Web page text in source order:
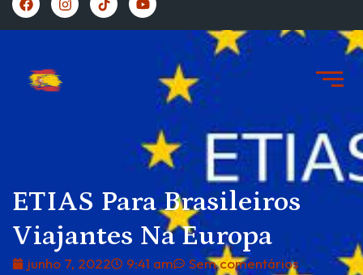
https://vivernaespanha.com/
ETIAS Para Brasileiros
Viajantes Na Europa
junho 7, 2022 9:41 am Sem comentários